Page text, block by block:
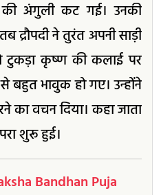
अंगुली कट गई। उनकी
ने तुरंत अपनी साड़ी
टुकड़ा कृष्ण की कलाई पर
बहुत भावुक हो गए। उन्होंने
का वचन दिया। कहा जाता
शुरू हुई।
Bandhan Puja